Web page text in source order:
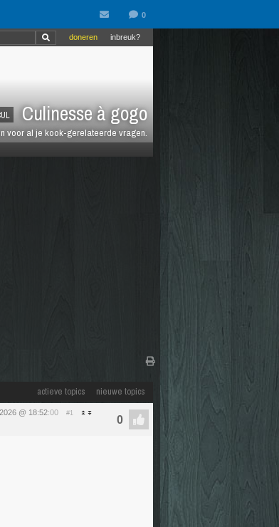
Culinesse à gogo
voor al je kook-gerelateerde vragen.
inbreuk?
doneren
actieve topics nieuwe topics
@ 18:52:00 #1